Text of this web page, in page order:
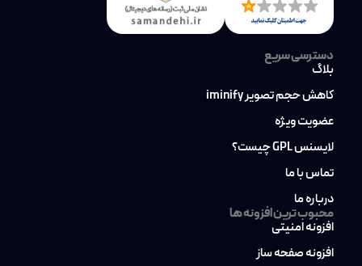
دسترسی سریع
بلاگ
کاهش حجم تصویر iminify
عضویت ویژه
لایسنس GPL چیست؟
تماس با ما
درباره ما
محبوب ترین افزونه ها
افزونه امنیتی
افزونه صفحه ساز